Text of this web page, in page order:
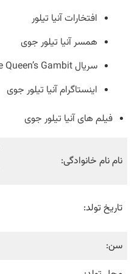
افتخارات آنیا تیلور
همسر آنیا تیلور جوی
سریال The Queen’s Gambit
اینستاگرام آنیا تیلور جوی
فیلم های آنیا تیلور جوی
نام نام خانوادگی:
تاریخ تولد:
سن: